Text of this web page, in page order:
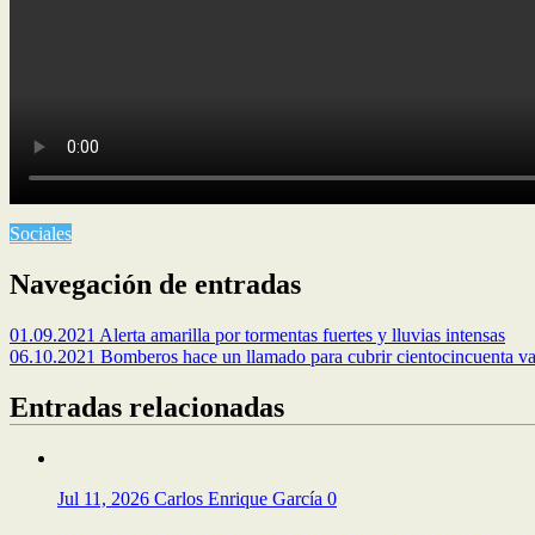
Sociales
Navegación de entradas
01.09.2021 Alerta amarilla por tormentas fuertes y lluvias intensas
06.10.2021 Bomberos hace un llamado para cubrir cientocincuenta
Entradas relacionadas
Jul 11, 2026 Carlos Enrique García 0